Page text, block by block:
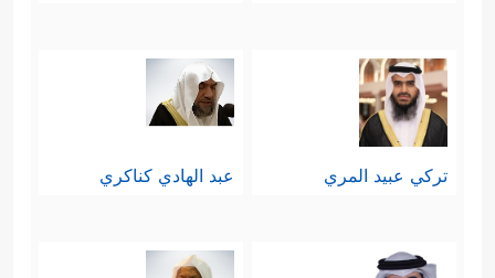
السياق، ويشملُ أيضًا مِن يعملُ على
التهوين مِن خطرها، وفتح باب
الشهوات؛ من تبرُّج، واختلاط، ومُجُون
من القنوات الإعلامية اليوم؛ حيث جعلت
تركي عبيد المري عبد الهادي كناكري